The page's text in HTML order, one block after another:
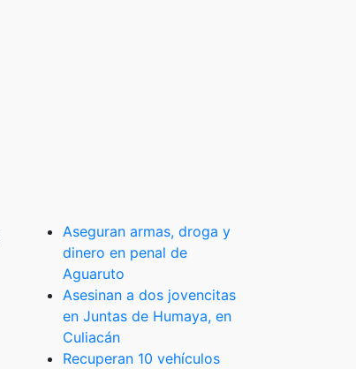
Aseguran armas, droga y
dinero en penal de
Aguaruto
Asesinan a dos jovencitas
en Juntas de Humaya, en
Culiacán
Recuperan 10 vehículos